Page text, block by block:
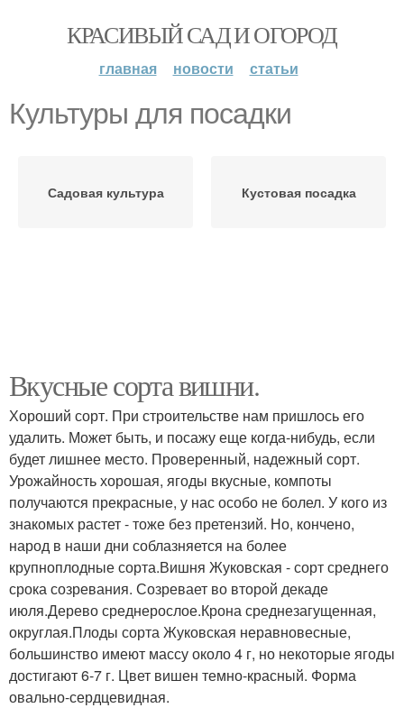
КРАСИВЫЙ САД И ОГОРОД
главная новости статьи
Культуры для посадки
Садовая культура Кустовая посадка
Вкусные сорта вишни.
Хороший сорт. При строительстве нам пришлось его
удалить. Может быть, и посажу еще когда-нибудь, если
будет лишнее место. Проверенный, надежный сорт.
Урожайность хорошая, ягоды вкусные, компоты
получаются прекрасные, у нас особо не болел. У кого из
знакомых растет - тоже без претензий. Но, кончено,
народ в наши дни соблазняется на более
крупноплодные сорта.Вишня Жуковская - сорт среднего
срока созревания. Созревает во второй декаде
июля.Дерево среднерослое.Крона среднезагущенная,
округлая.Плоды сорта Жуковская неравновесные,
большинство имеют массу около 4 г, но некоторые ягоды
достигают 6-7 г. Цвет вишен темно-красный. Форма
овально-сердцевидная.